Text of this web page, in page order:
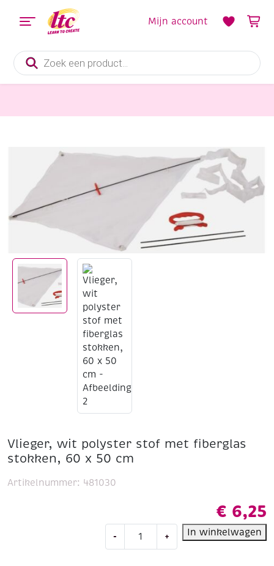
Producten
zoeken
Mijn account
Vlieger, wit polyster stof met fiberglas
stokken, 60 x 50 cm
€ 6,25
- + In winkelwagen
Artikelnummer: 481030